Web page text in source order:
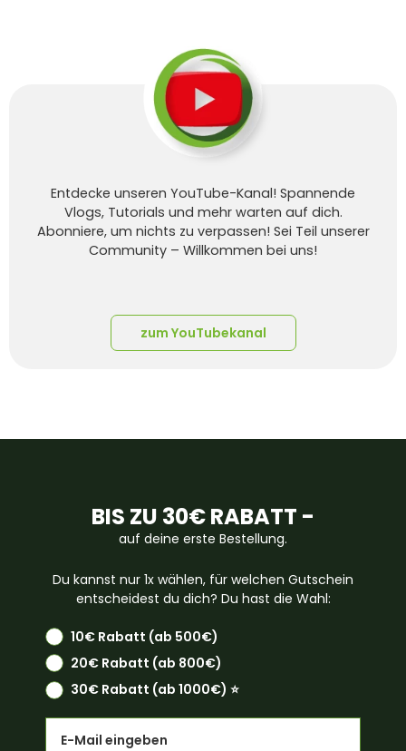
Entdecke unseren YouTube-Kanal! Spannende
Vlogs, Tutorials und mehr warten auf dich.
Abonniere, um nichts zu verpassen! Sei Teil unserer
Community – Willkommen bei uns!
zum YouTubekanal
BIS ZU 30€ RABATT -
auf deine erste Bestellung.
Du kannst nur 1x wählen, für welchen Gutschein
entscheidest du dich? Du hast die Wahl:
10€ Rabatt (ab 500€)
20€ Rabatt (ab 800€)
30€ Rabatt (ab 1000€) ⭐️